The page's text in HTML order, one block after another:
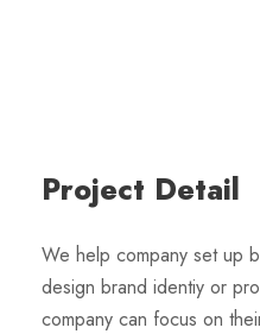
Project Detail
We help company set up
design brand identiy or
company can focus on